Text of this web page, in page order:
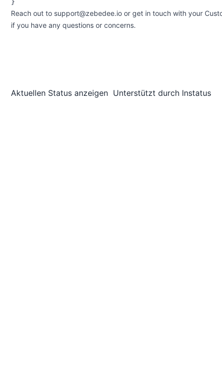
Reach out to support@zebedee.io or get in touch with your
if you have any questions or concerns.
Aktuellen Status anzeigen Unterstützt durch Instatus